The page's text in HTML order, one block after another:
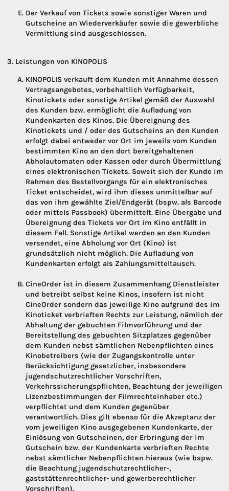
Der Verkauf von Tickets sowie sonstiger Waren und
Gutscheine an Wiederverkäufer sowie die gewerbliche
Vermittlung sind ausgeschlossen.
Leistungen von KINOPOLIS
KINOPOLIS verkauft dem Kunden mit Annahme dessen
Vertragsangebotes, vorbehaltlich Verfügbarkeit,
Kinotickets oder sonstige Artikel gemäß der Auswahl
des Kunden bzw. ermöglicht die Aufladung von
Kundenkarten des Kinos. Die Übereignung des
Kinotickets und / oder des Gutscheins an den Kunden
erfolgt dabei entweder vor Ort im jeweils vom Kunden
bestimmten Kino an den dort bereitgehaltenen
Abholautomaten oder Kassen oder durch Übermittlung
eines elektronischen Tickets. Soweit sich der Kunde im
Rahmen des Bestellvorgangs für ein elektronisches
Ticket entscheidet, wird ihm dieses unmittelbar auf
das von ihm gewählte Ziel/Endgerät (bspw. als Barcode
oder mittels Passbook) übermittelt. Eine Übergabe und
Übereignung des Tickets vor Ort im Kino entfällt in
diesem Fall. Sonstige Artikel werden an den Kunden
versendet, eine Abholung vor Ort (Kino) ist
grundsätzlich nicht möglich. Die Aufladung von
Kundenkarten erfolgt als Zahlungsmitteltausch.
CineOrder ist in diesem Zusammenhang Dienstleister
und betreibt selbst keine Kinos, insofern ist nicht
CineOrder sondern das jeweilige Kino aufgrund des im
Kinoticket verbrieften Rechts zur Leistung, nämlich der
Abhaltung der gebuchten Filmvorführung und der
Bereitstellung des gebuchten Sitzplatzes gegenüber
dem Kunden nebst sämtlichen Nebenpflichten eines
Kinobetreibers (wie der Zugangskontrolle unter
Berücksichtigung gesetzlicher, insbesondere
jugendschutzrechtlicher Vorschriften,
Verkehrssicherungspflichten, Beachtung der jeweiligen
Lizenzbestimmungen der Filmrechteinhaber etc.)
verpflichtet und dem Kunden gegenüber
verantwortlich. Dies gilt ebenso für die Akzeptanz der
vom jeweiligen Kino ausgegebenen Kundenkarte, der
Einlösung von Gutscheinen, der Erbringung der im
Gutschein bzw. der Kundenkarte verbrieften Rechte
nebst sämtlicher Nebenpflichten hieraus (wie bspw.
die Beachtung jugendschutzrechtlicher-,
gaststättenrechtlicher- und gewerberechtlicher
Vorschriften).